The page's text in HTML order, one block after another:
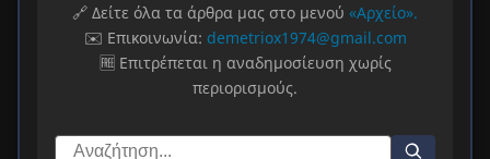
🔗 Δείτε όλα τα άρθρα μας στο μενού «Αρχείο».
✉️ Επικοινωνία: demetriox1974@gmail.com
🆓 Επιτρέπεται η αναδημοσίευση χωρίς
περιορισμούς.